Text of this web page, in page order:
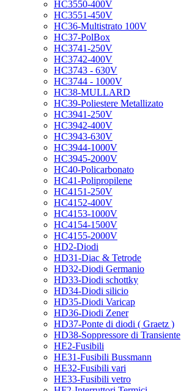
HC3550-400V
HC3551-450V
HC36-Multistrato 100V
HC37-PolBox
HC3741-250V
HC3742-400V
HC3743 - 630V
HC3744 - 1000V
HC38-MULLARD
HC39-Poliestere Metallizato
HC3941-250V
HC3942-400V
HC3943-630V
HC3944-1000V
HC3945-2000V
HC40-Policarbonato
HC41-Polipropilene
HC4151-250V
HC4152-400V
HC4153-1000V
HC4154-1500V
HC4155-2000V
HD2-Diodi
HD31-Diac & Tetrode
HD32-Diodi Germanio
HD33-Diodi schottky
HD34-Diodi silicio
HD35-Diodi Varicap
HD36-Diodi Zener
HD37-Ponte di diodi ( Graetz )
HD38-Soppressore di Transiente
HE2-Fusibili
HE31-Fusibili Bussmann
HE32-Fusibili vari
HE33-Fusibili vetro